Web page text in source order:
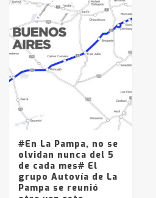
#En La Pampa, no se
olvidan nunca del 5
de cada mes# El
grupo Autovía de La
Pampa se reunió